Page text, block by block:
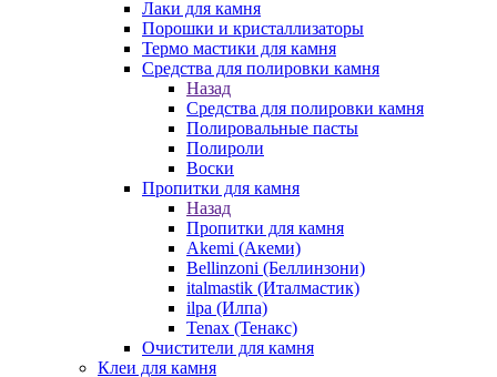
Лаки для камня
Порошки и кристаллизаторы
Термо мастики для камня
Средства для полировки камня
Назад
Средства для полировки камня
Полировальные пасты
Полироли
Воски
Пропитки для камня
Назад
Пропитки для камня
Akemi (Акеми)
Bellinzoni (Беллинзони)
italmastik (Италмастик)
ilpa (Илпа)
Tenax (Тенакс)
Очистители для камня
Клеи для камня